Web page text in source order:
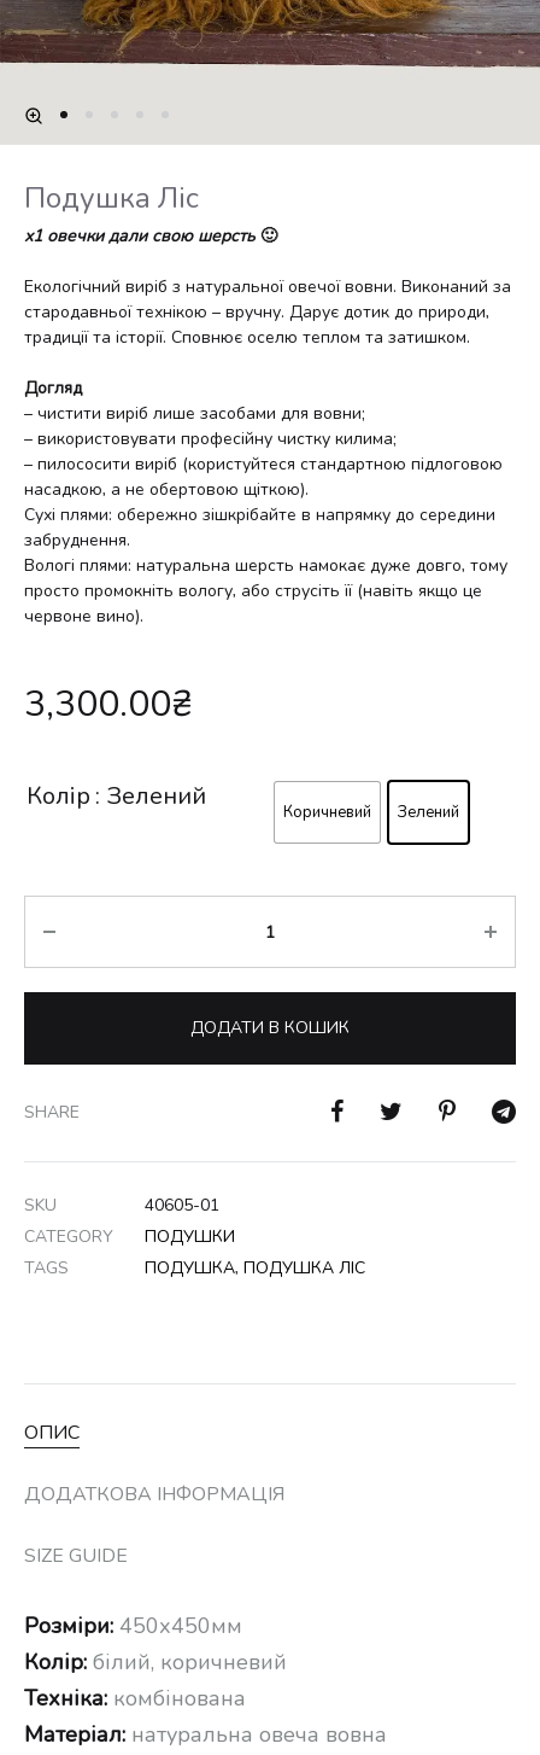
Подушка Ліс
х1 овечки дали свою шерсть 🙂
Екологічний виріб з натуральної овечої вовни. Виконаний за
стародавньої технікою – вручну. Дарує дотик до природи,
традиції та історії. Сповнює оселю теплом та затишком.
Догляд
– чистити виріб лише засобами для вовни;
– використовувати професійну чистку килима;
– пилососити виріб (користуйтеся стандартною підлоговою
насадкою, а не обертовою щіткою).
Сухі плями: обережно зішкрібайте в напрямку до середини
забруднення.
Вологі плями: натуральна шерсть намокає дуже довго, тому
просто промокніть вологу, або струсіть її (навіть якщо це
червоне вино).
3,300.00₴
Колір : Зелений Коричневий Зелений
ДОДАТИ В КОШИК
SHARE
SKU
40605-01
CATEGORY
ПОДУШКИ
TAGS
ПОДУШКА, ПОДУШКА ЛІС
ОПИС
ДОДАТКОВА ІНФОРМАЦІЯ
SIZE GUIDE
Розміри: 450х450мм
Колір: білий, коричневий
Техніка: комбінована
Матеріал: натуральна овеча вовна